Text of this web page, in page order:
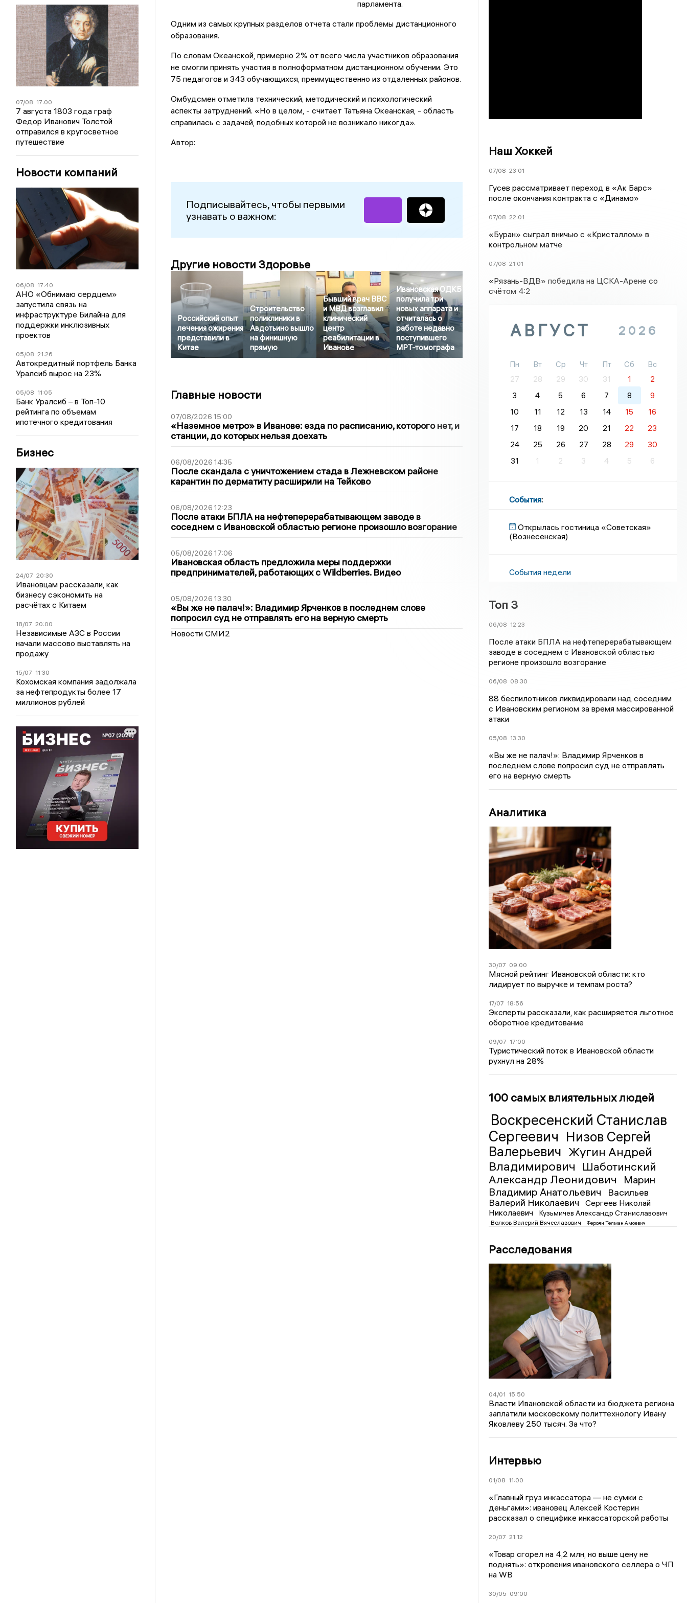
07/08 17:00
7 августа 1803 года граф
Федор Иванович Толстой
отправился в кругосветное
путешествие
Новости компаний
06/08 17:40
АНО «Обнимаю сердцем»
запустила связь на
инфраструктуре Билайна для
поддержки инклюзивных
проектов
05/08 21:26
Автокредитный портфель Банка
Уралсиб вырос на 23%
05/08 11:05
Банк Уралсиб – в Топ-10
рейтинга по объемам
ипотечного кредитования
Бизнес
24/07 20:30
Ивановцам рассказали, как
бизнесу сэкономить на
расчётах с Китаем
18/07 20:00
Независимые АЗС в России
начали массово выставлять на
продажу
15/07 11:30
Кохомская компания задолжала
за нефтепродукты более 17
миллионов рублей
парламента.
Одним из самых крупных разделов отчета стали проблемы дистанционного
образования.
По словам Океанской, примерно 2% от всего числа участников образования
не смогли принять участия в полноформатном дистанционном обучении. Это
75 педагогов и 343 обучающихся, преимущественно из отдаленных районов.
Омбудсмен отметила технический, методический и психологический
аспекты затруднений. «Но в целом, - считает Татьяна Океанская, - область
справилась с задачей, подобных которой не возникало никогда».
Автор:
Подписывайтесь, чтобы первыми
узнавать о важном:
Другие новости Здоровье
Российский опыт
лечения ожирения
представили в
Китае
Строительство
поликлиники в
Авдотьино вышло
на финишную
прямую
Бывший врач ВВС
и МВД возглавил
клинический
центр
реабилитации в
Иванове
Ивановская ОДКБ
получила три
новых аппарата и
отчиталась о
работе недавно
поступившего
МРТ-томографа
Главные новости
07/08/2026 15:00
«Наземное метро» в Иванове: езда по расписанию, которого нет, и
станции, до которых нельзя доехать
06/08/2026 14:35
После скандала с уничтожением стада в Лежневском районе
карантин по дерматиту расширили на Тейково
06/08/2026 12:23
После атаки БПЛА на нефтеперерабатывающем заводе в
соседнем с Ивановской областью регионе произошло возгорание
05/08/2026 17:06
Ивановская область предложила меры поддержки
предпринимателей, работающих с Wildberries. Видео
05/08/2026 13:30
«Вы же не палач!»: Владимир Ярченков в последнем слове
попросил суд не отправлять его на верную смерть
Новости СМИ2
Наш Хоккей
07/08 23:01
Гусев рассматривает переход в «Ак Барс»
после окончания контракта с «Динамо»
07/08 22:01
«Буран» сыграл вничью с «Кристаллом» в
контрольном матче
07/08 21:01
«Рязань-ВДВ» победила на ЦСКА-Арене со
счётом 4:2
АВГУСТ 2026
Пн Вт Ср Чт Пт Сб
Вс
27
28 29 30 31 1
2
3
4 5 6 7 8
9
10
11 12 13 14 15
16
17
18 19 20 21 22
23
24
25 26 27 28 29
30
31
1 2 3 4 5 6
События:
Открылась гостиница «Советская»
(Вознесенская)
События недели
Топ 3
06/08 12:23
После атаки БПЛА на нефтеперерабатывающем
заводе в соседнем с Ивановской областью
регионе произошло возгорание
06/08 08:30
88 беспилотников ликвидировали над соседним
с Ивановским регионом за время массированной
атаки
05/08 13:30
«Вы же не палач!»: Владимир Ярченков в
последнем слове попросил суд не отправлять
его на верную смерть
Аналитика
30/07 09:00
Мясной рейтинг Ивановской области: кто
лидирует по выручке и темпам роста?
17/07 18:56
Эксперты рассказали, как расширяется льготное
оборотное кредитование
09/07 17:00
Туристический поток в Ивановской области
рухнул на 28%
100 самых влиятельных людей
Воскресенский Станислав
Сергеевич Низов Сергей
Валерьевич Жугин Андрей
Владимирович
Шаботинский
Александр Леонидович
Марин
Владимир Анатольевич
Васильев
Валерий Николаевич
Сергеев Николай
Николаевич
Кузьмичев Александр Станиславович
Волков Валерий Вячеславович Фероян Телман Амоевич
Расследования
04/01 15:50
Власти Ивановской области из бюджета региона
заплатили московскому политтехнологу Ивану
Яковлеву 250 тысяч. За что?
Интервью
01/08 11:00
«Главный груз инкассатора — не сумки с
деньгами»: ивановец Алексей Костерин
рассказал о специфике инкассаторской работы
20/07 21:12
«Товар сгорел на 4,2 млн, но выше цену не
поднять»: откровения ивановского селлера о ЧП
на WB
30/05 09:00